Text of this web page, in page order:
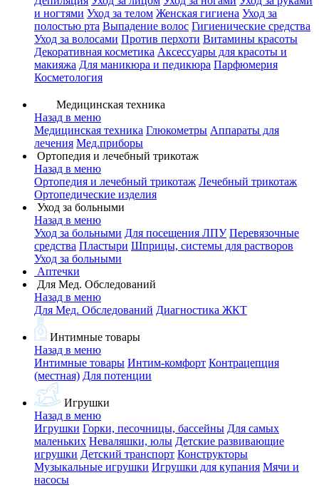
и ногтями Уход за телом Женская гигиена Уход за
полостью рта Выпадение волос Гигиенические средства
Уход за волосами Против перхоти Витамины красоты
Декоративная косметика Аксессуары для красоты и
макияжа Для маникюра и педикюра Парфюмерия
Косметология
Медицинская техника
Назад в меню
Медицинская техника Глюкометры Аппараты для
лечения Мед.приборы
Ортопедия и лечебный трикотаж
Назад в меню
Ортопедия и лечебный трикотаж Лечебный трикотаж
Ортопедические изделия
Уход за больными
Назад в меню
Уход за больными Для посещения ЛПУ Перевязочные
средства Пластыри Шприцы, системы для растворов
Уход за больными
Аптечки
Для Мед. Обследований
Назад в меню
Для Мед. Обследований Диагностика ЖКТ
Интимные товары
Назад в меню
Интимные товары Интим-комфорт Контрацепция
(местная) Для потенции
Игрушки
Назад в меню
Игрушки Горки, песочницы, бассейны Для самых
маленьких Неваляшки, юлы Детские развивающие
игрушки Детский транспорт Конструкторы
Музыкальные игрушки Игрушки для купания Мячи и
насосы